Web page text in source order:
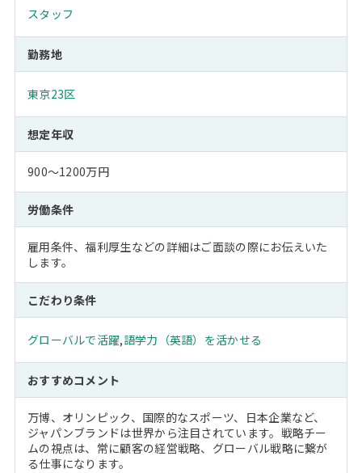
スタッフ
勤務地
東京23区
想定年収
900～1200万円
労働条件
雇用条件、福利厚生などの詳細はご面談の際にお伝えいた
します。
こだわり条件
グローバルで活躍,語学力（英語）を活かせる
おすすめコメント
万博、オリンピック、国際的なスポーツ、日本企業など、
ジャパンブランドは世界から注目されています。戦略チー
ムの視点は、常に顧客の経営戦略、グローバル戦略に繋が
る仕事になります。